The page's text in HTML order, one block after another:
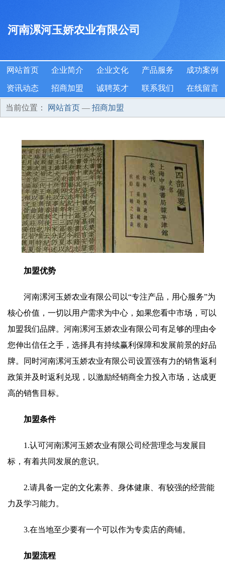
河南漯河玉娇农业有限公司
网站首页 企业简介 企业文化 产品服务 成功案例
资讯动态 招商加盟 诚聘英才 联系我们 在线留言
当前位置： 网站首页 — 招商加盟
加盟优势
河南漯河玉娇农业有限公司以“专注产品，用心服务”为
核心价值，一切以用户需求为中心，如果您看中市场，可以
加盟我们品牌。河南漯河玉娇农业有限公司有足够的理由令
您伸出信任之手，选择具有持续赢利保障和发展前景的好品
牌。同时河南漯河玉娇农业有限公司设置强有力的销售返利
政策并及时返利兑现，以激励经销商全力投入市场，达成更
高的销售目标。
加盟条件
1.认可河南漯河玉娇农业有限公司经营理念与发展目
标，有着共同发展的意识。
2.请具备一定的文化素养、身体健康、有较强的经营能
力及学习能力。
3.在当地至少要有一个可以作为专卖店的商铺。
加盟流程